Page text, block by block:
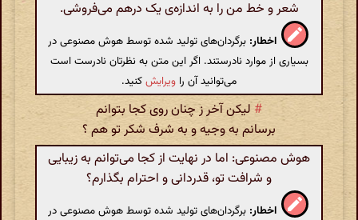
شعر و خط من را به اندازه‌ی یک درهم می‌فروشی.
اخطار: برگردان‌های تولید شده توسط هوش مصنوعی در
بسیاری از موارد نادرستند. اگر این متن به نظرتان نادرست است
می‌توانید آن را ویرایشکنید.
# لیکن آخر ز چنان روی کجا بتوانم
برسانم به وجیه و به شرف شکر تو هم ؟
هوش مصنوعی: اما در نهایت از کجا می‌توانم به زیبایی
و شرافت تو، قدردانی و احترام بگذارم؟
اخطار: برگردان‌های تولید شده توسط هوش مصنوعی در